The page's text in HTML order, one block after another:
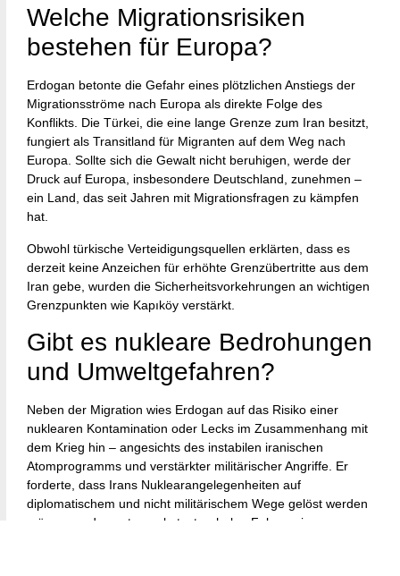
Welche Migrationsrisiken
bestehen für Europa?
Erdogan betonte die Gefahr eines plötzlichen Anstiegs der
Migrationsströme nach Europa als direkte Folge des
Konflikts. Die Türkei, die eine lange Grenze zum Iran besitzt,
fungiert als Transitland für Migranten auf dem Weg nach
Europa. Sollte sich die Gewalt nicht beruhigen, werde der
Druck auf Europa, insbesondere Deutschland, zunehmen –
ein Land, das seit Jahren mit Migrationsfragen zu kämpfen
hat.
Obwohl türkische Verteidigungsquellen erklärten, dass es
derzeit keine Anzeichen für erhöhte Grenzübertritte aus dem
Iran gebe, wurden die Sicherheitsvorkehrungen an wichtigen
Grenzpunkten wie Kapıköy verstärkt.
Gibt es nukleare Bedrohungen
und Umweltgefahren?
Neben der Migration wies Erdogan auf das Risiko einer
nuklearen Kontamination oder Lecks im Zusammenhang mit
dem Krieg hin – angesichts des instabilen iranischen
Atomprogramms und verstärkter militärischer Angriffe. Er
forderte, dass Irans Nuklearangelegenheiten auf
diplomatischem und nicht militärischem Wege gelöst werden
müssen und warnte vor katastrophalen Folgen einer